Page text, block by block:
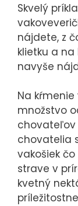
Skvelý
nájdete, z
klietku a
navyše
Na
množstvo
chovateľov
chovatelia
vakošiek
strave v
kvetný